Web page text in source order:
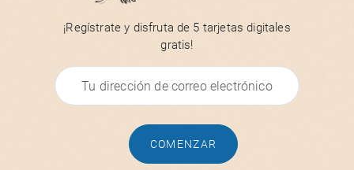
¡Regístrate y disfruta de 5 tarjetas digitales
gratis!
COMENZAR